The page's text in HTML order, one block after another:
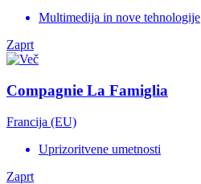
Multimedija in nove tehnologije
Zaprt
Compagnie La Famiglia
Francija (EU)
Uprizoritvene umetnosti
Zaprt